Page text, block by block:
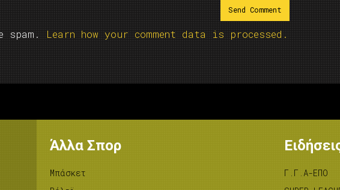
spam. Learn how your comment data is processed.
Άλλα Σπορ
Μπάσκετ
Γ.Γ.Α-ΕΠΟ